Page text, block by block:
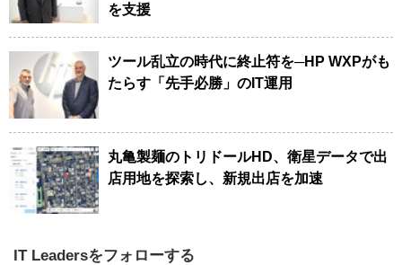
を支援
ツール乱立の時代に終止符を─HP WXPがも
たらす「先手必勝」のIT運用
丸亀製麺のトリドールHD、衛星データで出
店用地を探索し、新規出店を加速
IT Leadersをフォローする